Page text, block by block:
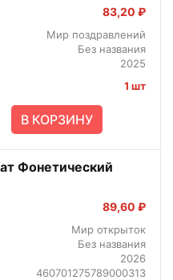
83,20 ₽
Мир поздравлений
Без названия
2025
1 шт
В КОРЗИНУ
Фонетический
89,60 ₽
Мир открыток
Без названия
2026
460701275789000313